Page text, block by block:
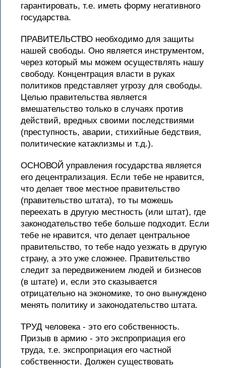
гарантировать, т.е. иметь форму негативного
государства.
ПРАВИТЕЛЬСТВО необходимо для защиты
нашей свободы. Оно является инструментом,
через который мы можем осуществлять нашу
свободу. Концентрация власти в руках
политиков представляет угрозу для свободы.
Целью правительства является
вмешательство только в случаях против
действий, вредных своими последствиями
(преступность, аварии, стихийные бедствия,
политические катаклизмы и т.д.).
ОСНОВОЙ управления государства является
его децентрализация. Если тебе не нравится,
что делает твое местное правительство
(правительство штата), то ты можешь
переехать в другую местность (или штат), где
законодательство тебе больше подходит. Если
тебе не нравится, что делает центральное
правительство, то тебе надо уезжать в другую
страну, а это уже сложнее. Правительство
следит за передвижением людей и бизнесов
(в штате) и, если это сказывается
отрицательно на экономике, то оно вынуждено
менять политику и законодательство штата.
ТРУД человека - это его собственность.
Призыв в армию - это экспроприация его
труда, т.е. экспроприация его частной
собственности. Должен существовать